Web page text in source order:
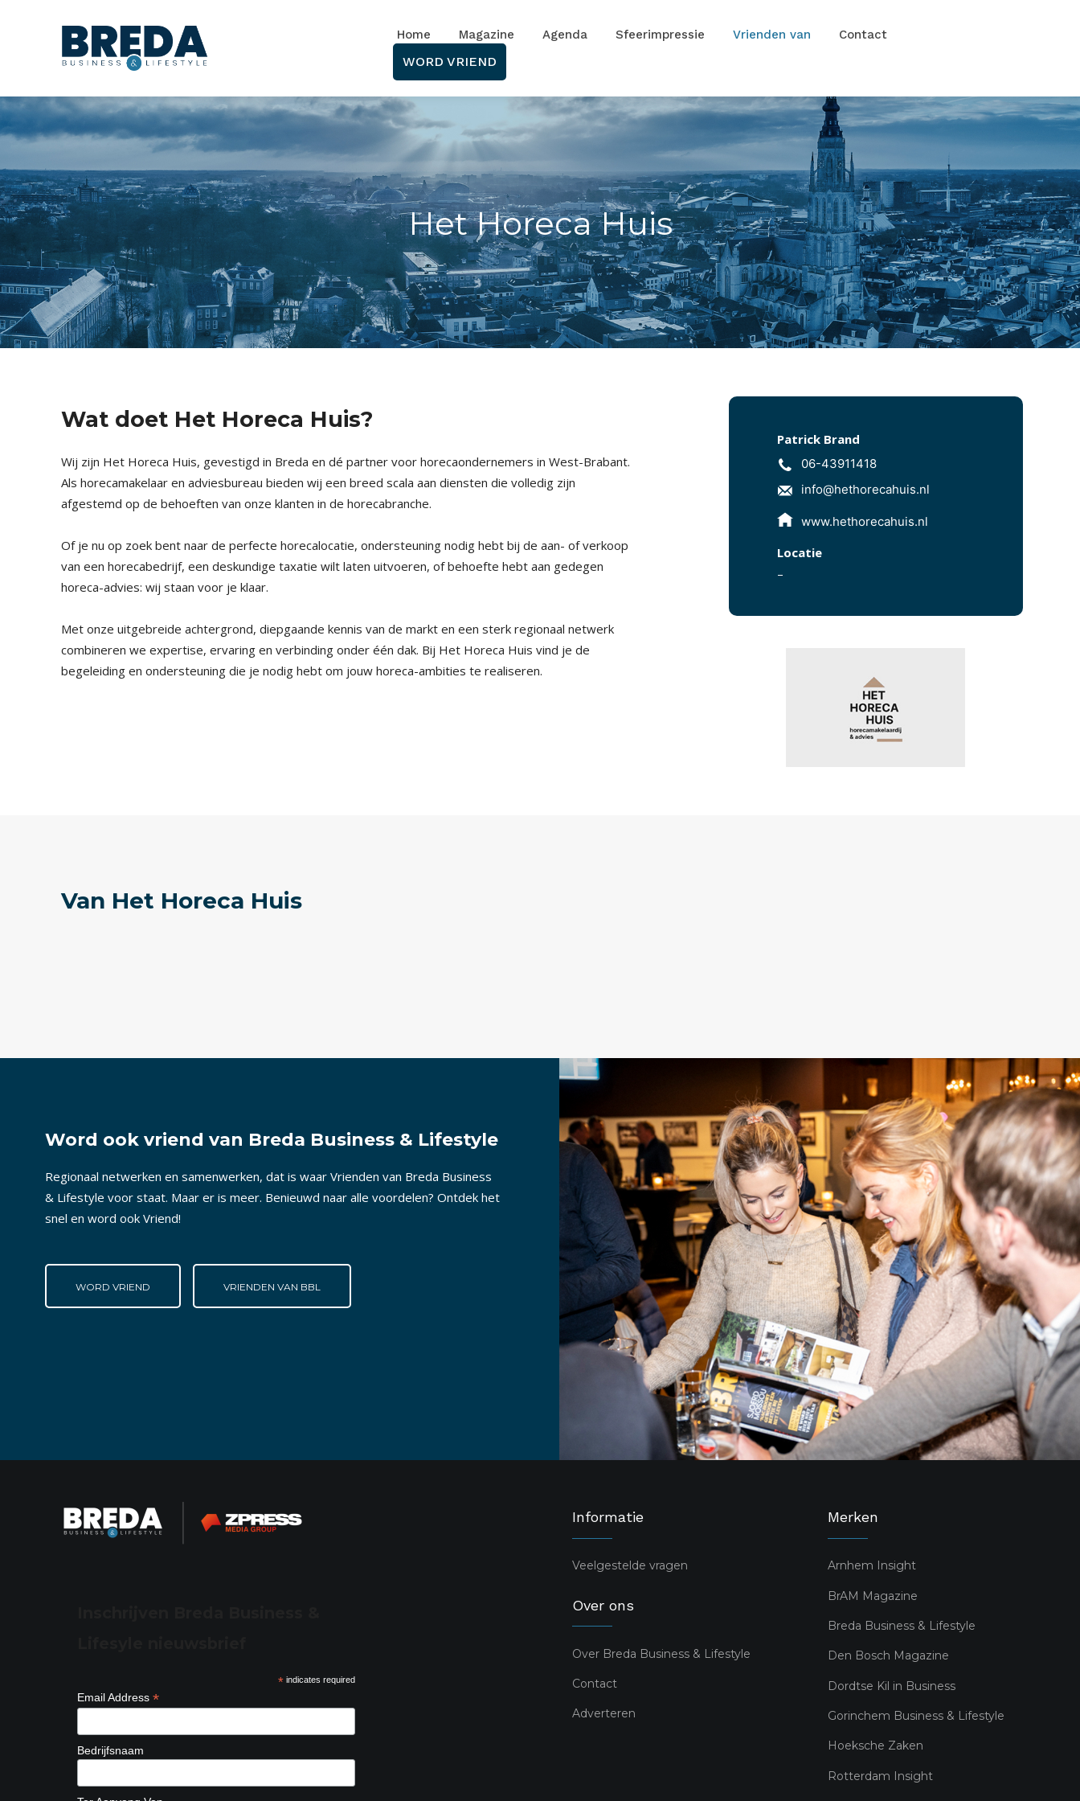
Home Magazine Agenda Sfeerimpressie Vrienden van Contact
WORD VRIEND
Het Horeca Huis
Wat doet Het Horeca Huis?
Wij zijn Het Horeca Huis, gevestigd in Breda en dé partner voor horecaondernemers in West-Brabant.
Als horecamakelaar en adviesbureau bieden wij een breed scala aan diensten die volledig zijn
afgestemd op de behoeften van onze klanten in de horecabranche.
Of je nu op zoek bent naar de perfecte horecalocatie, ondersteuning nodig hebt bij de aan- of verkoop
van een horecabedrijf, een deskundige taxatie wilt laten uitvoeren, of behoefte hebt aan gedegen
horeca-advies: wij staan voor je klaar.
Met onze uitgebreide achtergrond, diepgaande kennis van de markt en een sterk regionaal netwerk
combineren we expertise, ervaring en verbinding onder één dak. Bij Het Horeca Huis vind je de
begeleiding en ondersteuning die je nodig hebt om jouw horeca-ambities te realiseren.
Patrick Brand
06-43911418
info@hethorecahuis.nl
www.hethorecahuis.nl
Locatie
–
Van Het Horeca Huis
Word ook vriend van Breda Business & Lifestyle
Regionaal netwerken en samenwerken, dat is waar Vrienden van Breda Business
& Lifestyle voor staat. Maar er is meer. Benieuwd naar alle voordelen? Ontdek het
snel en word ook Vriend!
WORD VRIEND VRIENDEN VAN BBL
*indicates required
Email Address *
Bedrijfsnaam
Informatie
Veelgestelde vragen
Over ons
Over Breda Business & Lifestyle
Contact
Adverteren
Merken
Arnhem Insight
BrAM Magazine
Breda Business & Lifestyle
Den Bosch Magazine
Dordtse Kil in Business
Gorinchem Business & Lifestyle
Hoeksche Zaken
Rotterdam Insight